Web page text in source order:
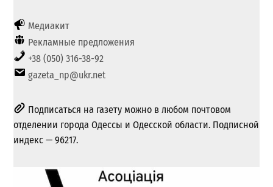
Медиакит
Рекламные предложения
+38 (050) 316-38-92
gazeta_np@ukr.net
Подписаться на газету можно в любом почтовом
отделении города Одессы и Одесской области. Подписной
индекс — 96217.